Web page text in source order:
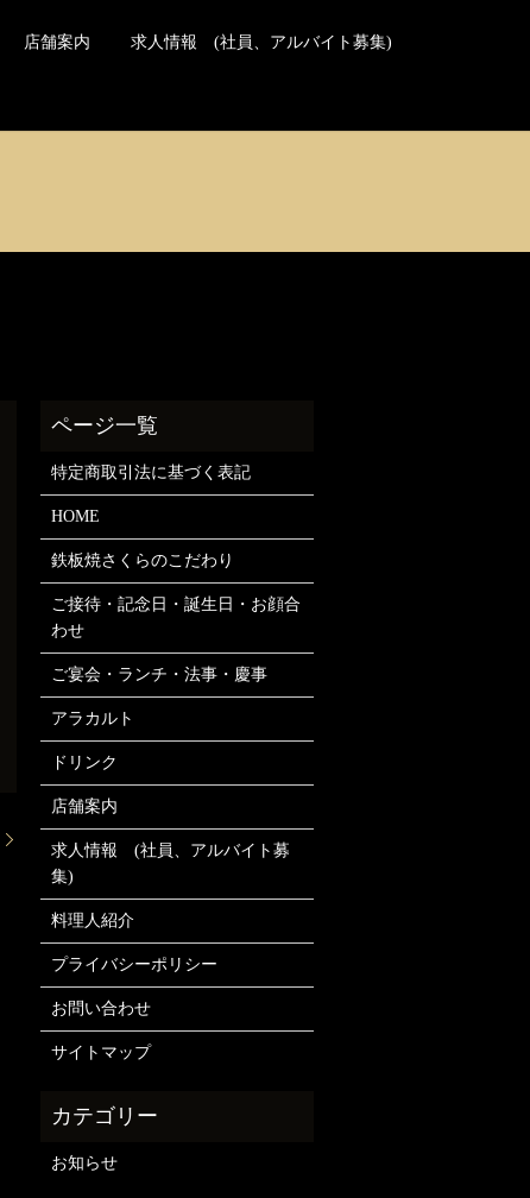
日本の方のご予約はこちら Reservations for travelers
店舗案内 求人情報 (社員、アルバイト募集)
特定商取引法に基づく表記
HOME
鉄板焼さくらのこだわり
ご接待・記念日・誕生日・お顔合
わせ
ご宴会・ランチ・法事・慶事
アラカルト
ドリンク
店舗案内
求人情報 (社員、アルバイト募
集)
料理人紹介
プライバシーポリシー
お問い合わせ
サイトマップ
お知らせ